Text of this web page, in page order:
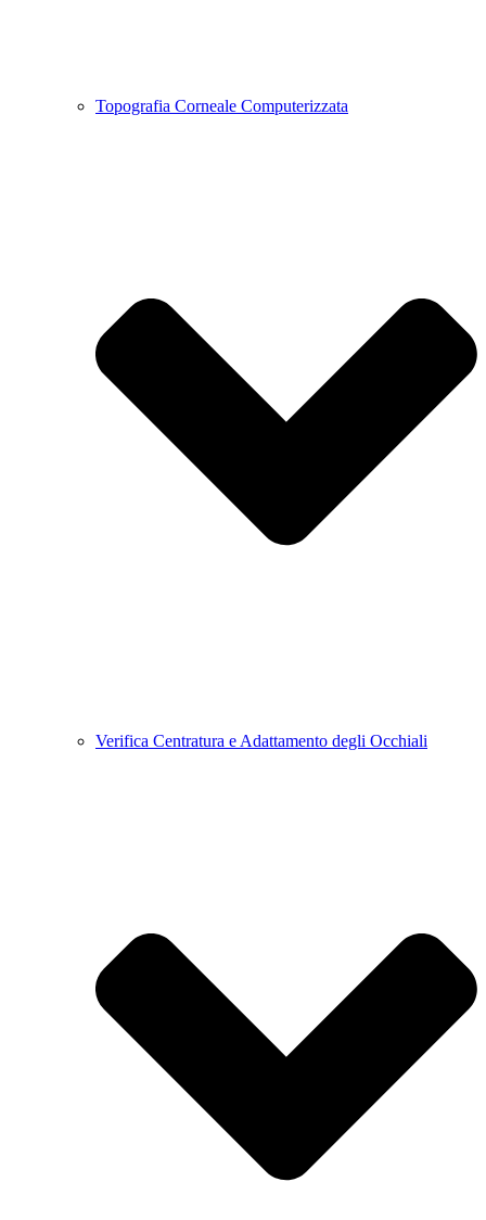
Topografia Corneale Computerizzata
Verifica Centratura e Adattamento degli Occhiali